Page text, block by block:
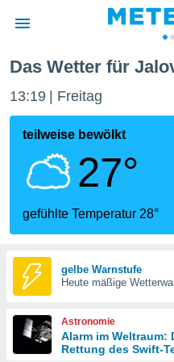
wurde
dass
sind.
diese
Das Wetter für
13:19 Freitag
teilweise bewölkt
27°
gefühlte Temperatur 28°
gelbe Warnstufe
Heute mäßige
Astronomie
Alarm im Weltraum:
Rettung des Swift-